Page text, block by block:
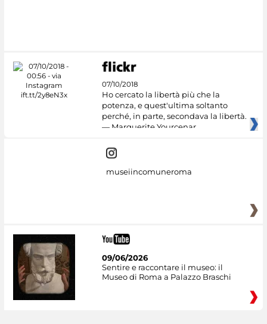
07/10/2018
Ho cercato la libertà più che la
potenza, e quest'ultima soltanto
perché, in parte, secondava la libertà.
— Marguerite Yourcenar
museiincomuneroma
09/06/2026
Sentire e raccontare il museo: il
Museo di Roma a Palazzo Braschi